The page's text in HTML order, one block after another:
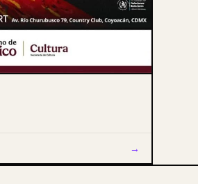
→